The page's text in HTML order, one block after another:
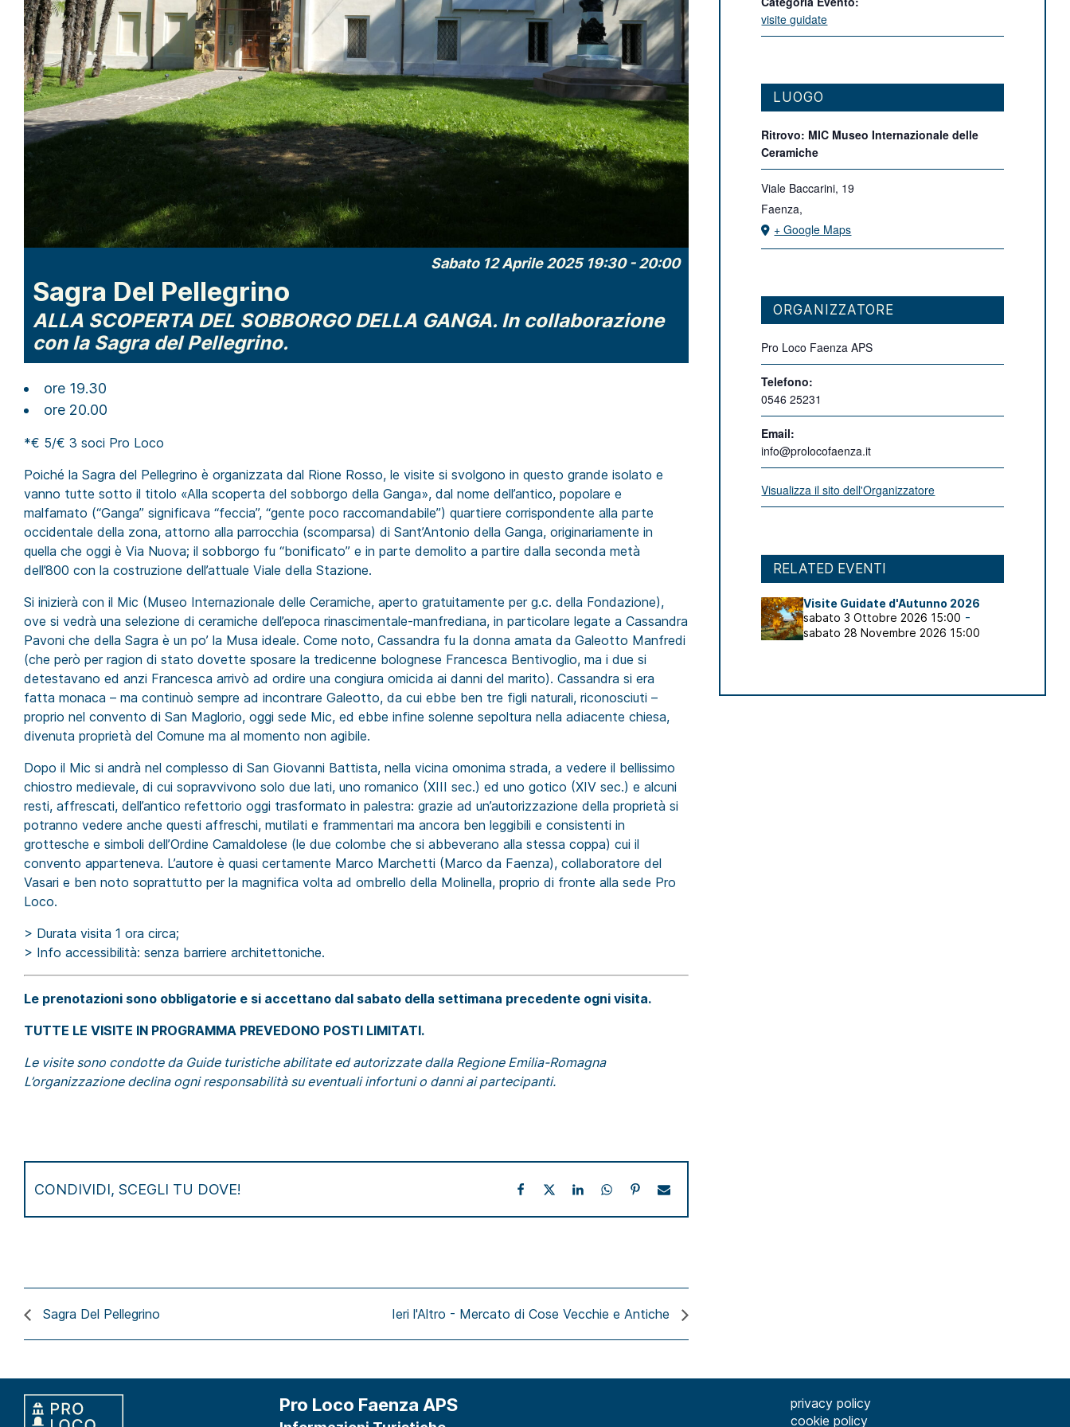
Sabato 12 Aprile 2025 19:30-20:00
Sagra Del Pellegrino
ALLA SCOPERTA DEL SOBBORGO DELLA GANGA. In collaborazione
con la Sagra del Pellegrino.
ore 19.30
ore 20.00
*€ 5/€ 3 soci Pro Loco
Poiché la Sagra del Pellegrino è organizzata dal Rione Rosso, le visite si svolgono in questo grande isolato e
vanno tutte sotto il titolo «Alla scoperta del sobborgo della Ganga», dal nome dell’antico, popolare e
malfamato (“Ganga” significava “feccia”, “gente poco raccomandabile”) quartiere corrispondente alla parte
occidentale della zona, attorno alla parrocchia (scomparsa) di Sant’Antonio della Ganga, originariamente in
quella che oggi è Via Nuova; il sobborgo fu “bonificato” e in parte demolito a partire dalla seconda metà
dell’800 con la costruzione dell’attuale Viale della Stazione.
Si inizierà con il Mic (Museo Internazionale delle Ceramiche, aperto gratuitamente per g.c. della Fondazione),
ove si vedrà una selezione di ceramiche dell’epoca rinascimentale-manfrediana, in particolare legate a Cassandra
Pavoni che della Sagra è un po’ la Musa ideale. Come noto, Cassandra fu la donna amata da Galeotto Manfredi
(che però per ragion di stato dovette sposare la tredicenne bolognese Francesca Bentivoglio, ma i due si
detestavano ed anzi Francesca arrivò ad ordire una congiura omicida ai danni del marito). Cassandra si era
fatta monaca – ma continuò sempre ad incontrare Galeotto, da cui ebbe ben tre figli naturali, riconosciuti –
proprio nel convento di San Maglorio, oggi sede Mic, ed ebbe infine solenne sepoltura nella adiacente chiesa,
divenuta proprietà del Comune ma al momento non agibile.
Dopo il Mic si andrà nel complesso di San Giovanni Battista, nella vicina omonima strada, a vedere il bellissimo
chiostro medievale, di cui sopravvivono solo due lati, uno romanico (XIII sec.) ed uno gotico (XIV sec.) e alcuni
resti, affrescati, dell’antico refettorio oggi trasformato in palestra: grazie ad un’autorizzazione della proprietà si
potranno vedere anche questi affreschi, mutilati e frammentari ma ancora ben leggibili e consistenti in
grottesche e simboli dell’Ordine Camaldolese (le due colombe che si abbeverano alla stessa coppa) cui il
convento apparteneva. L’autore è quasi certamente Marco Marchetti (Marco da Faenza), collaboratore del
Vasari e ben noto soprattutto per la magnifica volta ad ombrello della Molinella, proprio di fronte alla sede Pro
Loco.
> Durata visita 1 ora circa;
> Info accessibilità: senza barriere architettoniche.
Le prenotazioni sono obbligatorie e si accettano dal sabato della settimana precedente ogni visita.
TUTTE LE VISITE IN PROGRAMMA PREVEDONO POSTI LIMITATI.
Le visite sono condotte da Guide turistiche abilitate ed autorizzate dalla Regione Emilia-Romagna
L’organizzazione declina ogni responsabilità su eventuali infortuni o danni ai partecipanti.
CONDIVIDI, SCEGLI TU DOVE!
Sagra Del Pellegrino Ieri l'Altro - Mercato di Cose Vecchie e Antiche
visite guidate
LUOGO
Ritrovo: MIC Museo Internazionale delle
Ceramiche
Viale Baccarini, 19
Faenza,
+ Google Maps
ORGANIZZATORE
Pro Loco Faenza APS
Telefono:
0546 25231
Email:
info@prolocofaenza.it
Visualizza il sito dell'Organizzatore
RELATED EVENTI
Visite Guidate d'Autunno 2026
sabato 3 Ottobre 2026 15:00 -
sabato 28 Novembre 2026 15:00
Pro Loco Faenza APS
privacy policy
cookie policy